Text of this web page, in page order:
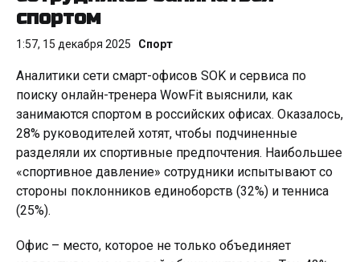
спортом
1:57, 15 декабря 2025 Спорт
Аналитики сети смарт-офисов SOK и сервиса по
поиску онлайн-тренера WowFit выяснили, как
занимаются спортом в российских офисах. Оказалось,
28% руководителей хотят, чтобы подчиненные
разделяли их спортивные предпочтения. Наибольшее
«спортивное давление» сотрудники испытывают со
стороны поклонников единоборств (32%) и тенниса
(25%).
Офис – место, которое не только объединяет